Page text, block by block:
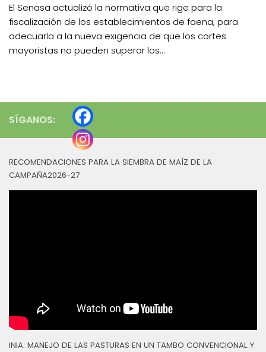
El Senasa actualizó la normativa que rige para la
fiscalización de los establecimientos de faena, para
adecuarla a la nueva exigencia de que los cortes
mayoristas no pueden superar los...
SÍGANOS:
RECOMENDACIONES PARA LA SIEMBRA DE MAÍZ DE LA
CAMPAÑA2026-27
INIA: MANEJO DE LAS PASTURAS EN UN TAMBO CONVENCIONAL Y